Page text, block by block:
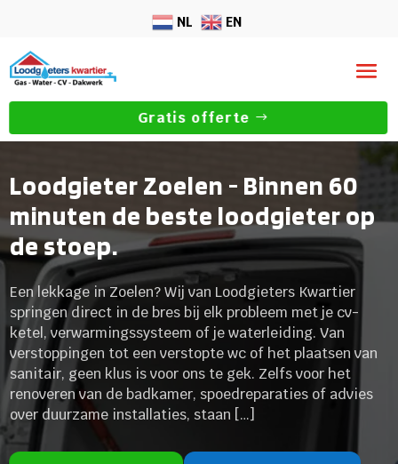
NL EN
Gratis offerte
Loodgieter Zoelen - Binnen 60
minuten de beste loodgieter op
de stoep.
Een lekkage in Zoelen? Wij van Loodgieters Kwartier
springen direct in de bres bij elk probleem met je cv-
ketel, verwarmingssysteem of je waterleiding. Van
verstoppingen tot een verstopte wc of het plaatsen van
sanitair, geen klus is voor ons te gek. Zelfs voor het
renoveren van de badkamer, spoedreparaties of advies
over duurzame installaties, staan […]